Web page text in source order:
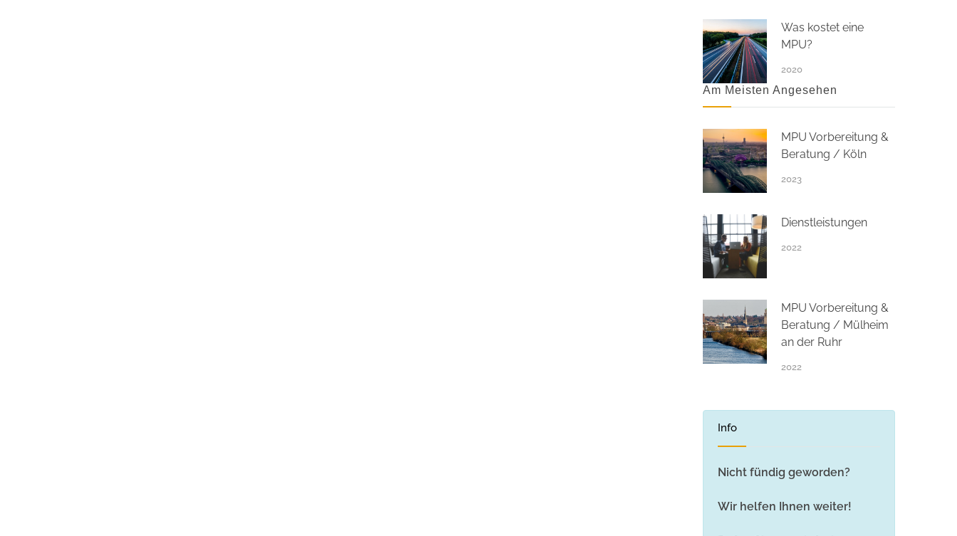
Was kostet eine
MPU?
2020
Am Meisten Angesehen
MPU Vorbereitung &
Beratung / Köln
2023
Dienstleistungen
2022
MPU Vorbereitung &
Beratung / Mülheim
an der Ruhr
2022
Info
Nicht fündig geworden?
Wir helfen Ihnen weiter!